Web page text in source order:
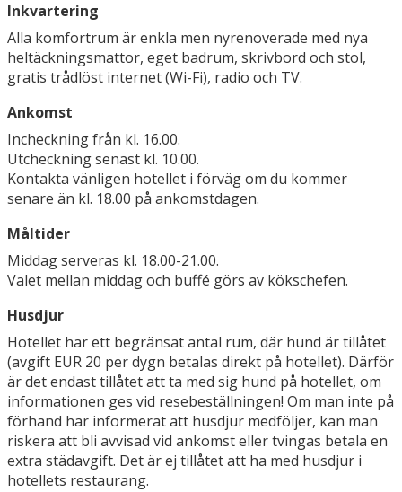
Inkvartering
Alla komfortrum är enkla men nyrenoverade med nya
heltäckningsmattor, eget badrum, skrivbord och stol,
gratis trådlöst internet (Wi-Fi), radio och TV.
Ankomst
Incheckning från kl. 16.00.
Utcheckning senast kl. 10.00.
Kontakta vänligen hotellet i förväg om du kommer
senare än kl. 18.00 på ankomstdagen.
Måltider
Middag serveras kl. 18.00-21.00.
Valet mellan middag och buffé görs av kökschefen.
Husdjur
Hotellet har ett begränsat antal rum, där hund är tillåtet
(avgift EUR 20 per dygn betalas direkt på hotellet). Därför
är det endast tillåtet att ta med sig hund på hotellet, om
informationen ges vid resebeställningen! Om man inte på
förhand har informerat att husdjur medföljer, kan man
riskera att bli avvisad vid ankomst eller tvingas betala en
extra städavgift. Det är ej tillåtet att ha med husdjur i
hotellets restaurang.